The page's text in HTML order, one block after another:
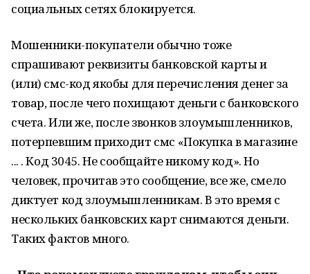
социальных сетях блокируется.
Мошенники-покупатели обычно тоже
спрашивают реквизиты банковской карты и
(или) смс-код якобы для перечисления денег за
товар, после чего похищают деньги с банковского
счета. Или же, после звонков злоумышленников,
потерпевшим приходит смс «Покупка в магазине
... . Код 3045. Не сообщайте никому код». Но
человек, прочитав это сообщение, все же, смело
диктует код злоумышленникам. В это время с
нескольких банковских карт снимаются деньги.
Таких фактов много.